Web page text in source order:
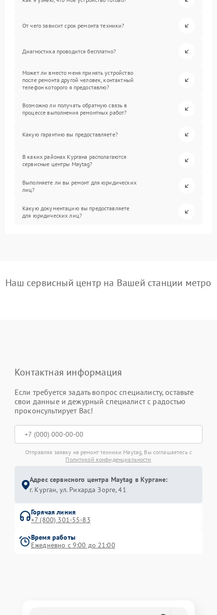
От чего зависит срок ремонта техники?
Диагностика проводится бесплатно?
Может ли вместо меня принять устройство
после ремонта другой человек, контактный
телефон которого я предоставлю?
Возможно ли получать обратную связь в
процессе выполнения ремонтных работ?
Какую гарантию вы предоставляете?
В каких районах Кургана располагаются
сервисные центры Maytag?
Выполняете ли вы ремонт для юридических
лиц?
Какую документацию вы предоставляете
для юридических лиц?
Наш сервисный центр на Вашей станции метро
Контактная информация
Если требуется задать вопрос специалисту, оставьте
свои данные и дежурный специалист с радостью
проконсультирует Вас!
Отправляя заявку на ремонт техники Maytag, Вы соглашаетесь с
Политикой конфиденциальности
Адрес сервисного центра Maytag в Кургане:
г. Курган, ул. Рихарда Зорге, 41
Горячая линия
+7 (800) 301-55-83
Время работы
Ежедневно с 9:00 до 21:00